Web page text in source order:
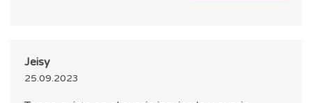
Jeisy
25.09.2023